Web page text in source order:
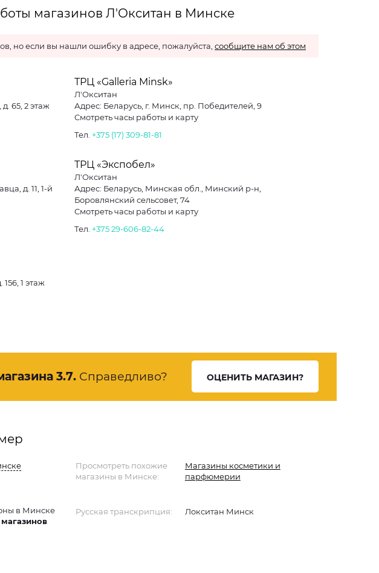
магазинов Л'Окситан в Минске
но если вы нашли ошибку в адресе, пожалуйста, сообщите нам об этом
65, 2 этаж
ТРЦ «Galleria Minsk»
Л'Окситан
Адрес: Беларусь, г. Минск, пр. Победителей, 9
Смотреть часы работы и карту
Тел. +375 (17) 309-81-81
д. 11, 1-й
ТРЦ «Экспобел»
Л'Окситан
Адрес: Беларусь, Минская обл., Минский р-н,
Боровлянский сельсовет, 74
Смотреть часы работы и карту
Тел. +375 29-606-82-44
1 этаж
3.7. Справедливо? ОЦЕНИТЬ МАГАЗИН?
в Минске
Просмотреть похожие
магазины в Минске:
Магазины косметики и
парфюмерии
Русская транскрипция: Локситан Минск